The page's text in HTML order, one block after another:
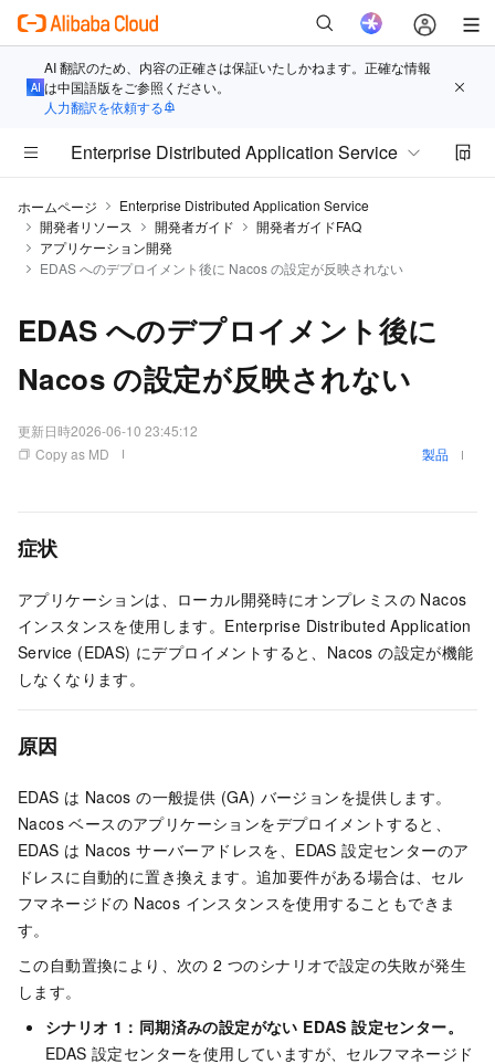
AI 翻訳のため、内容の正確さは保証いたしかねます。正確な情報
は中国語版をご参照ください。
人力翻訳を依頼する
Enterprise Distributed Application Service
ホームページ
Enterprise Distributed Application Service
開発者リソース
開発者ガイド
開発者ガイドFAQ
アプリケーション開発
EDAS へのデプロイメント後に Nacos の設定が反映されない
EDAS へのデプロイメント後に
Nacos の設定が反映されない
更新日時2026-06-10 23:45:12
Copy as MD
製品
症状
アプリケーションは、ローカル開発時にオンプレミスの Nacos
インスタンスを使用します。Enterprise Distributed Application
Service (EDAS) にデプロイメントすると、Nacos の設定が機能
しなくなります。
原因
EDAS は Nacos の一般提供 (GA) バージョンを提供します。
Nacos ベースのアプリケーションをデプロイメントすると、
EDAS は Nacos サーバーアドレスを、EDAS 設定センターのア
ドレスに自動的に置き換えます。追加要件がある場合は、セル
フマネージドの Nacos インスタンスを使用することもできま
す。
この自動置換により、次の 2 つのシナリオで設定の失敗が発生
します。
シナリオ 1：同期済みの設定がない EDAS 設定センター。
EDAS 設定センターを使用していますが、セルフマネージド